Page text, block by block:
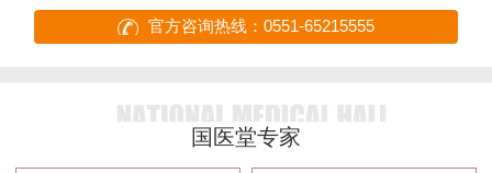
官方咨询热线：0551-65215555
国医堂专家